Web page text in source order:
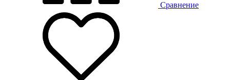
Сравнение